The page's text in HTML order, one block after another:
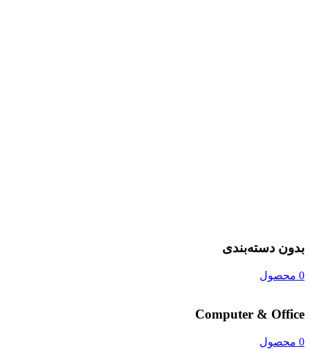
بدون دسته‌بندی
0 محصول
Computer & Office
0 محصول